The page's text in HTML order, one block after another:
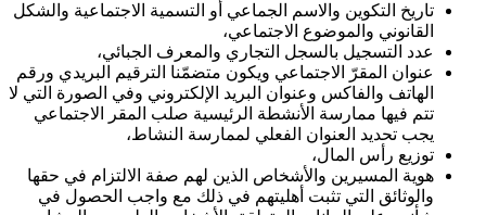
تاريخ التكوين والاسم الجماعي أو التسمية الاجتماعية والشكل
القانوني والموضوع الاجتماعي،
عدد التسجيل بالسجل التجاري والمعرف الجبائي،
عنوان المقرّ الاجتماعي ويكون متضمّنا الترقيم البريدي ورقم
الهاتف والفاكس وعنوان البريد الإلكتروني وفي الصورة التي لا
تتم فيها ممارسة الأنشطة الرئيسية صلب المقر الاجتماعي
يجب تحديد العنوان الفعلي لممارسة النشاط،
توزيع رأس المال،
هوية المسيرين والأشخاص الذين لهم صفة الالتزام في حقها
والوثائق التي تثبت أهليتهم في ذلك مع واجب الحصول في